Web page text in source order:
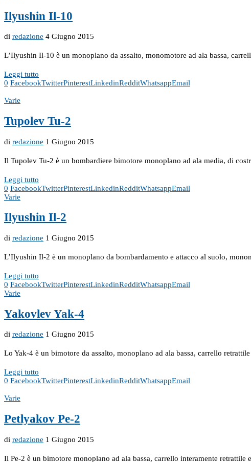
Ilyushin Il-10
di redazione 4 Giugno 2015
L’Ilyushin Il-10 è un monoplano da assalto, monomotore ad ala bassa,
Leggi tutto
0 FacebookTwitterPinterestLinkedinRedditWhatsappEmail
Varie
Tupolev Tu-2
di redazione 1 Giugno 2015
Il Tupolev Tu-2 è un bombardiere bimotore monoplano ad ala media, di
Leggi tutto
0 FacebookTwitterPinterestLinkedinRedditWhatsappEmail
Varie
Ilyushin Il-2
di redazione 1 Giugno 2015
L’Ilyushin Il-2 è un monoplano da bombardamento e attacco al suolo,
Leggi tutto
0 FacebookTwitterPinterestLinkedinRedditWhatsappEmail
Varie
Yakovlev Yak-4
di redazione 1 Giugno 2015
Lo Yak-4 è un bimotore da assalto, monoplano ad ala bassa, carrello
Leggi tutto
0 FacebookTwitterPinterestLinkedinRedditWhatsappEmail
Varie
Petlyakov Pe-2
di redazione 1 Giugno 2015
Il Pe-2 è un bimotore monoplano ad ala bassa, carrello interamente